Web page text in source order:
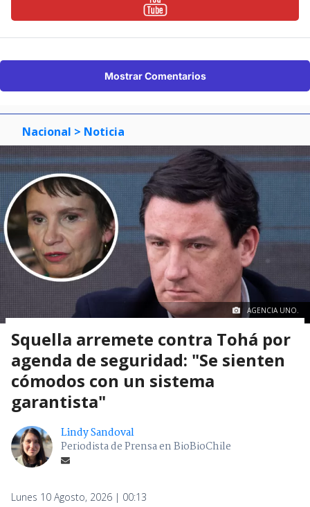
Mostrar Comentarios
Nacional > Noticia
AGENCIA UNO.
Squella arremete contra Tohá por
agenda de seguridad: "Se sienten
cómodos con un sistema
garantista"
Lindy Sandoval
Periodista de Prensa en BioBioChile
Lunes 10 Agosto, 2026 | 00:13